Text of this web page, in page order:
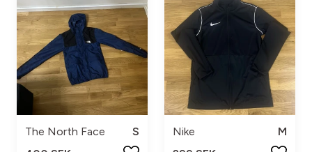
The North Face
S
Nike
M